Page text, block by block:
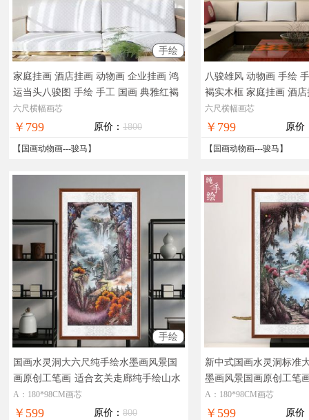
手绘
家庭挂画 酒店挂画 动物画 企业挂画 鸿
运当头八骏图 手绘 手工 国画 典雅红褐
实木框 实物拍摄，现货图片，在线支
付，全国免邮
六尺横幅画芯
￥799 原价： 1800
【 国画动物画---骏马 】
八骏雄风 动物画 手绘
褐实木框 家庭挂画 酒
实物拍摄，现货图片，
免邮
六尺横幅画芯
￥799 原价
【 国画动物画---骏马 】
手绘
国画水灵洞大六尺纯手绘水墨画风景国
画原创工笔画 适合玄关走廊纯手绘山水
画水墨国画
A：180*98CM画芯
￥599 原价： 800
新中式国画水灵洞标准
墨画风景国画原创工笔
画当代艺术风景画
A：180*98CM画芯
￥599 原价